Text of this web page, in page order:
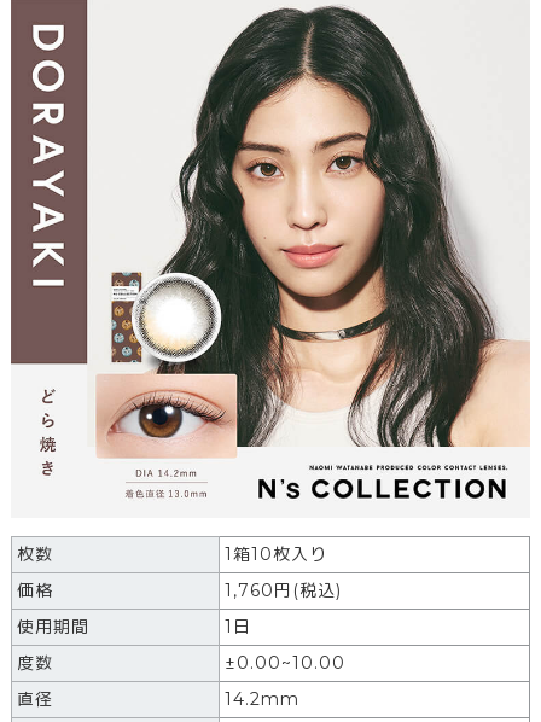
枚数
1箱10枚入り
価格
1,760円(税込)
使用期間
1日
度数
±0.00~10.00
直径
14.2mm